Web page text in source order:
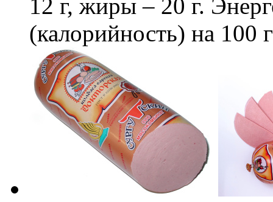
12 г, жиры – 20 г.
(калорийность) на 100